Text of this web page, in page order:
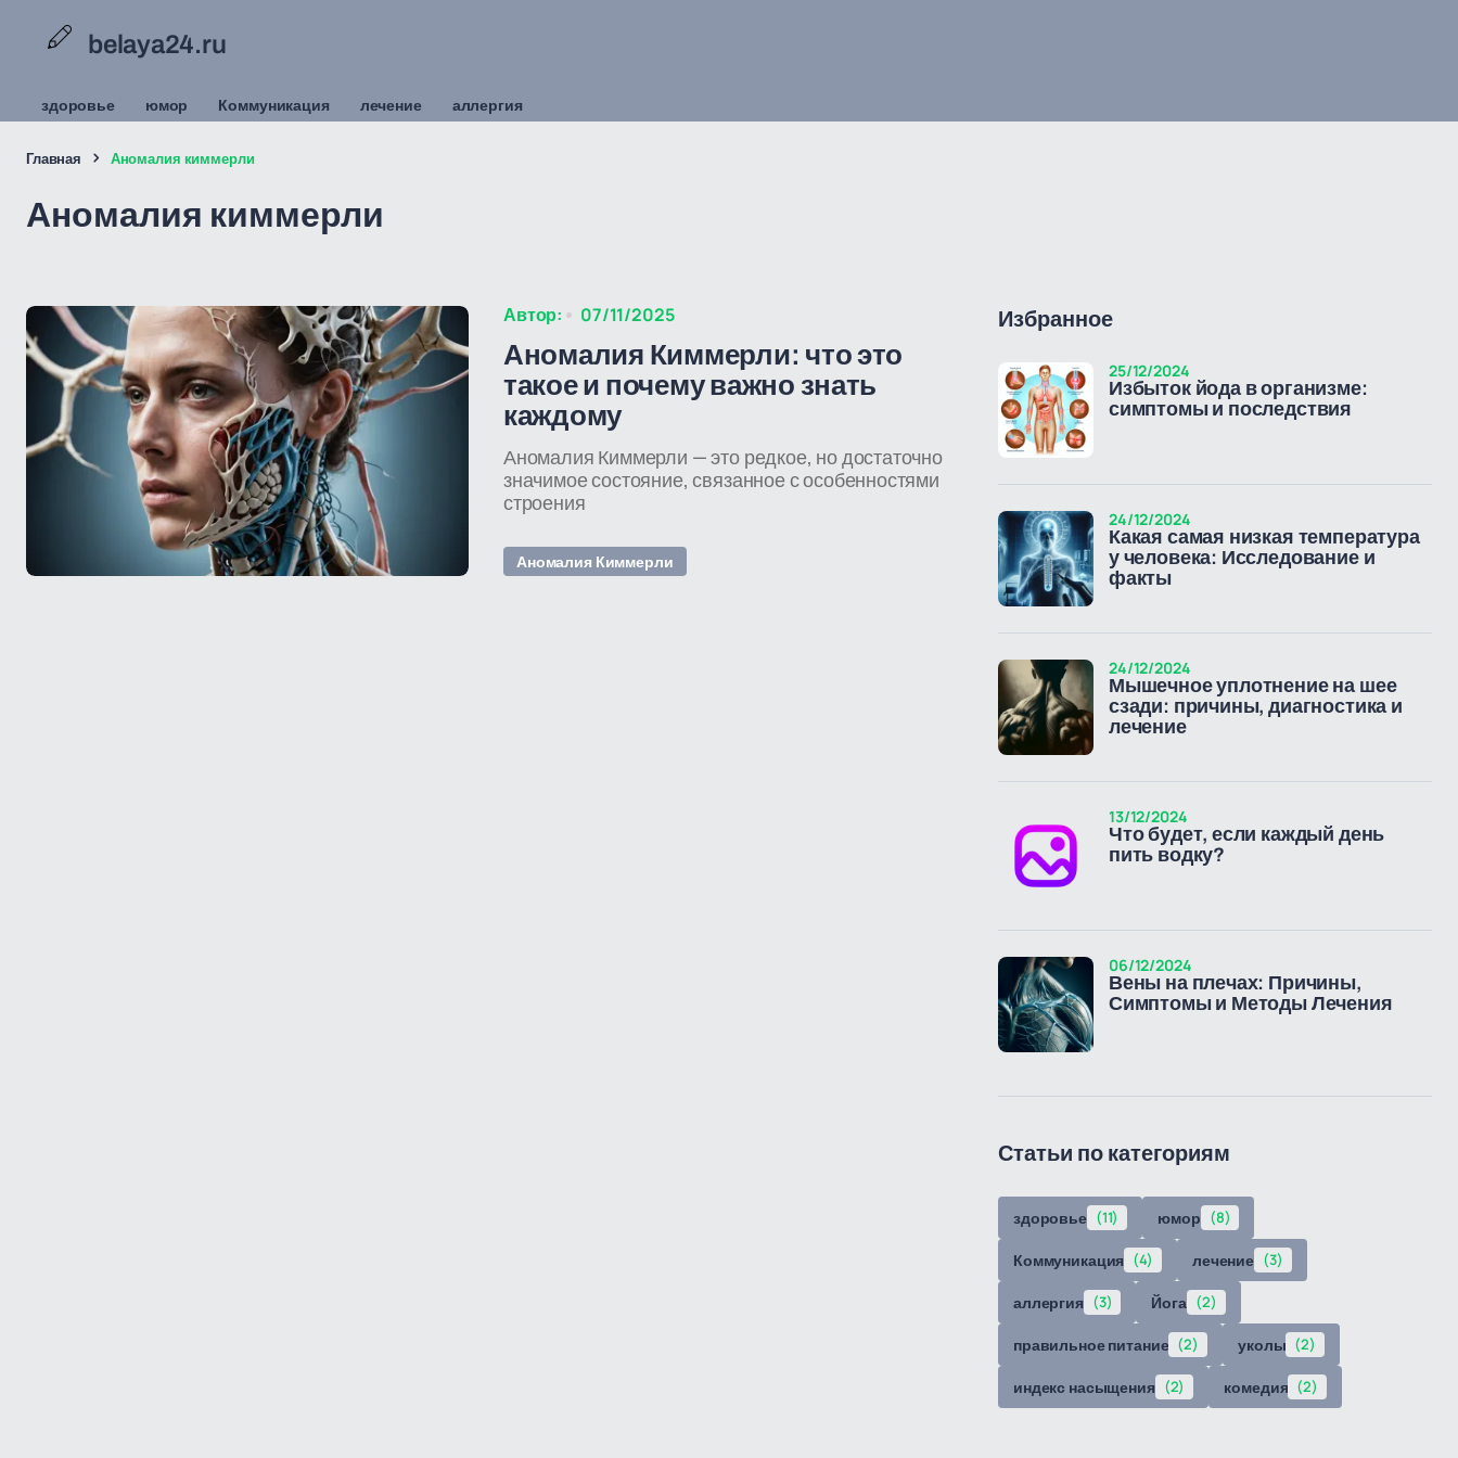
belaya24.ru
здоровье юмор Коммуникация лечение аллергия
Главная Аномалия киммерли
Аномалия киммерли
Автор: 07/11/2025
Аномалия Киммерли: что это
такое и почему важно знать
каждому
Аномалия Киммерли — это редкое, но достаточно
значимое состояние, связанное с особенностями
строения
Аномалия Киммерли
Избранное
Избыток йода в организме:
симптомы и последствия
25/12/2024
Какая самая низкая температура
у человека: Исследование и
факты
24/12/2024
Мышечное уплотнение на шее
сзади: причины, диагностика и
лечение
24/12/2024
Что будет, если каждый день
пить водку?
13/12/2024
Вены на плечах: Причины,
Симптомы и Методы Лечения
06/12/2024
Статьи по категориям
здоровье (11) юмор (8)
Коммуникация (4) лечение (3)
аллергия (3) Йога (2)
правильное питание (2) уколы (2)
индекс насыщения (2) комедия (2)